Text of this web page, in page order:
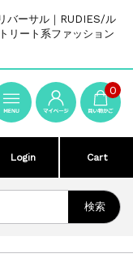
バーサル｜RUDIES/ル
リート系ファッション
0
Login Cart